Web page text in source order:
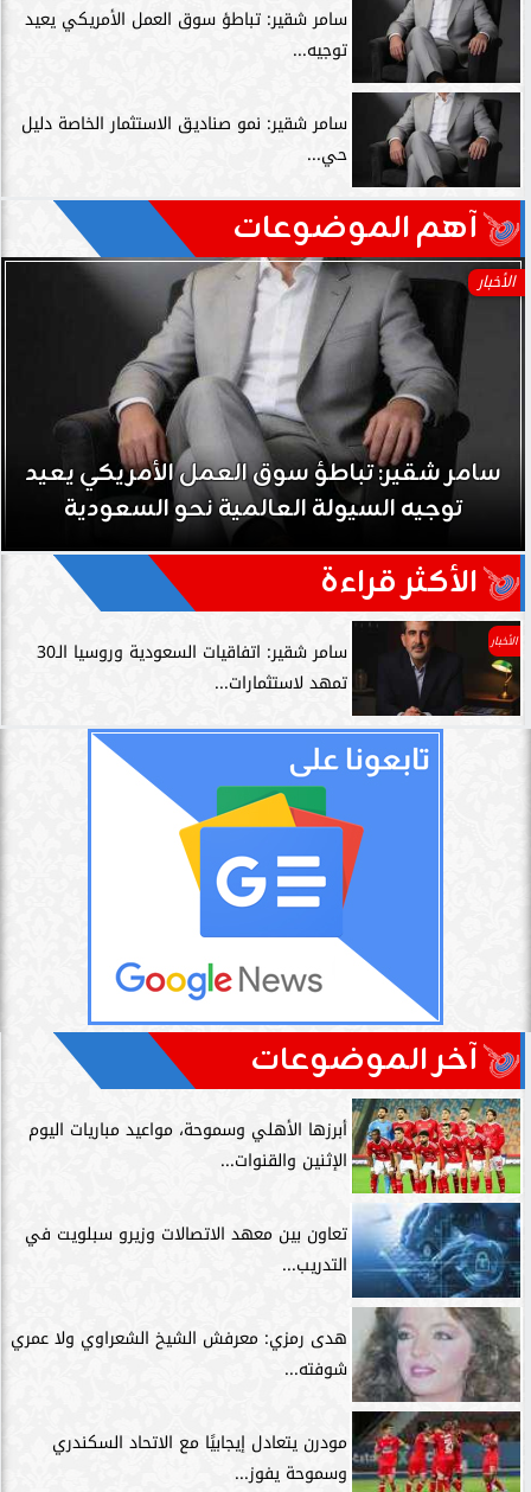
سامر شقير: تباطؤ سوق العمل الأمريكي يعيد
توجيه...
سامر شقير: نمو صناديق الاستثمار الخاصة دليل
حي...
آهم الموضوعات
الأخبار
سامر شقير: نمو صناديق الاستثمار الخاصة دليل
حي على نجاح رؤية 2030...
الأكثر قراءة
الأخبار
سامر شقير: اتفاقيات السعودية وروسيا الـ30
تمهد لاستثمارات...
آخر الموضوعات
أبرزها الأهلي وسموحة، مواعيد مباريات اليوم
الإثنين والقنوات...
تعاون بين معهد الاتصالات وزيرو سبلويت في
التدريب...
هدى رمزي: معرفش الشيخ الشعراوي ولا عمري
شوفته...
مودرن يتعادل إيجابيًا مع الاتحاد السكندري
وسموحة يفوز...